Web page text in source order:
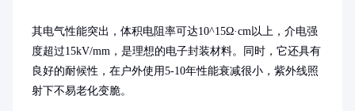
其电气性能突出，体积电阻率可达10^15Ω·cm以上，介电强
度超过15kV/mm，是理想的电子封装材料。同时，它还具有
良好的耐候性，在户外使用5-10年性能衰减很小，紫外线照
射下不易老化变脆。